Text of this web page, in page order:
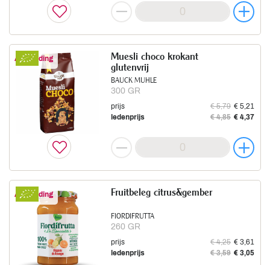
Aanbieding
BAUCK MUHLE
300 GR
Muesli choco krokant
glutenvrij
prijs € 5,79 € 5,21
ledenprijs
€ 4,85 € 4,37
Aanbieding
FIORDIFRUTTA
260 GR
Fruitbeleg citrus&gember
prijs € 4,25 € 3,61
ledenprijs
€ 3,59 € 3,05